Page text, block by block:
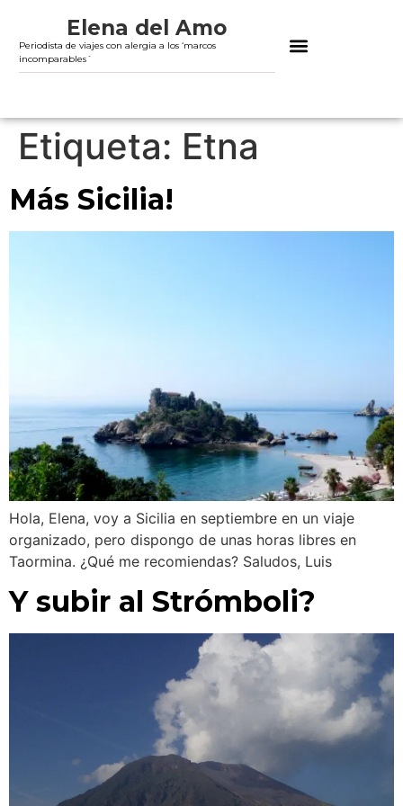
Elena del Amo
Periodista de viajes con alergia a los ‘marcos
incomparables´
Etiqueta: Etna
Más Sicilia!
Hola, Elena, voy a Sicilia en septiembre en un viaje
organizado, pero dispongo de unas horas libres en
Taormina. ¿Qué me recomiendas? Saludos, Luis
Y subir al Strómboli?